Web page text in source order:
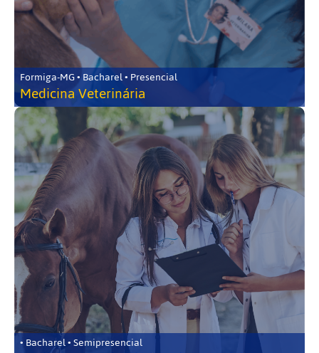
Formiga-MG • Bacharel • Presencial
Medicina Veterinária
• Bacharel • Semipresencial